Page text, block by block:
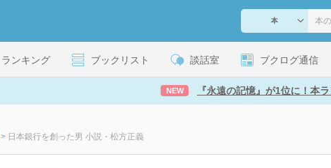
ランキング ブックリスト 談話室 ブクログ通信
NEW 『永遠の記憶』が1位に！本
> 日本銀行を創った男 小説・松方正義